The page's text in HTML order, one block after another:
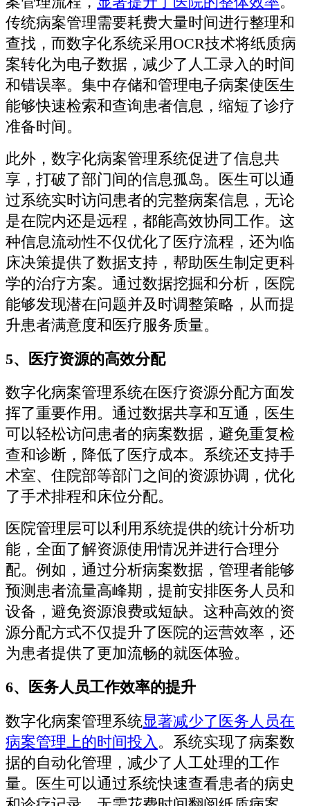
传统病案管理需要耗费大量时间进行整理和
查找，而数字化系统采用OCR技术将纸质病
案转化为电子数据，减少了人工录入的时间
和错误率。集中存储和管理电子病案使医生
能够快速检索和查询患者信息，缩短了诊疗
准备时间。
此外，数字化病案管理系统促进了信息共
享，打破了部门间的信息孤岛。医生可以通
过系统实时访问患者的完整病案信息，无论
是在院内还是远程，都能高效协同工作。这
种信息流动性不仅优化了医疗流程，还为临
床决策提供了数据支持，帮助医生制定更科
学的治疗方案。通过数据挖掘和分析，医院
能够发现潜在问题并及时调整策略，从而提
升患者满意度和医疗服务质量。
5、医疗资源的高效分配
数字化病案管理系统在医疗资源分配方面发
挥了重要作用。通过数据共享和互通，医生
可以轻松访问患者的病案数据，避免重复检
查和诊断，降低了医疗成本。系统还支持手
术室、住院部等部门之间的资源协调，优化
了手术排程和床位分配。
医院管理层可以利用系统提供的统计分析功
能，全面了解资源使用情况并进行合理分
配。例如，通过分析病案数据，管理者能够
预测患者流量高峰期，提前安排医务人员和
设备，避免资源浪费或短缺。这种高效的资
源分配方式不仅提升了医院的运营效率，还
为患者提供了更加流畅的就医体验。
6、医务人员工作效率的提升
数字化病案管理系统显著减少了医务人员在
病案管理上的时间投入 。系统实现了病案数
据的自动化管理，减少了人工处理的工作
量。医生可以通过系统快速查看患者的病史